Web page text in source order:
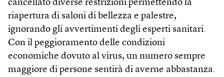
cancellato diverse restrizioni permettendo la
riapertura di saloni di bellezza e palestre,
ignorando gli avvertimenti degli esperti sanitari.
Con il peggioramento delle condizioni
economiche dovuto al virus, un numero sempre
maggiore di persone sentirà di averne abbastanza.